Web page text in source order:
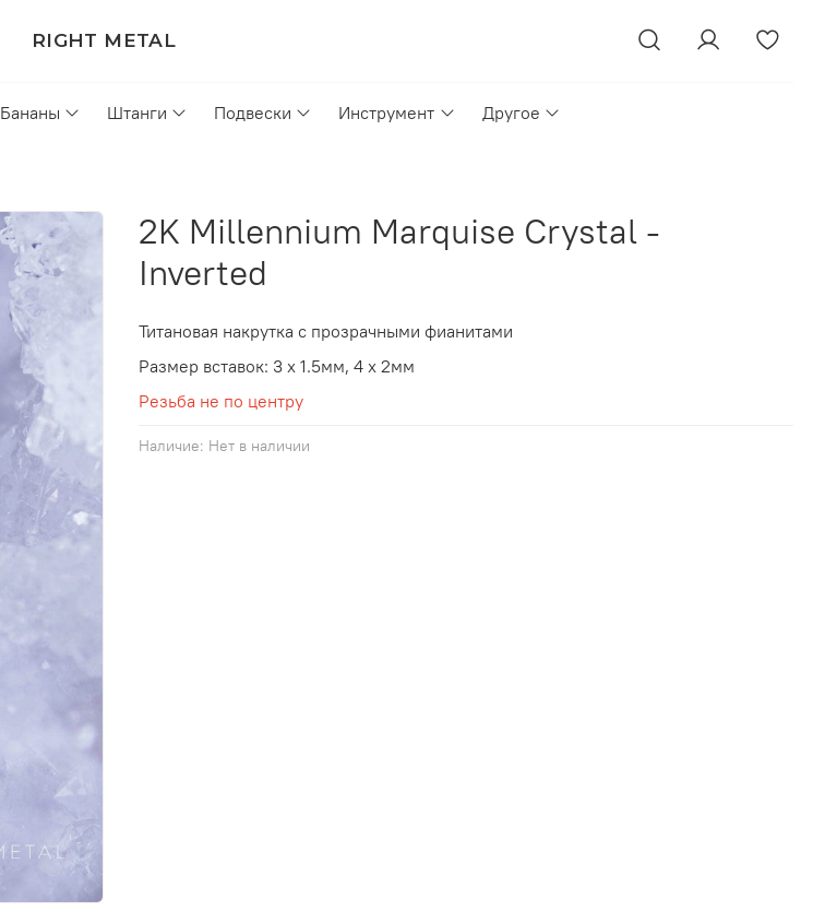
RIGHT METAL
Бананы Штанги Подвески Инструмент Другое
Наличие: Нет в наличии
2K Millennium Marquise Crystal -
Inverted
Титановая накрутка с прозрачными фианитами
Размер вставок: 3 х 1.5мм, 4 х 2мм
Резьба не по центру